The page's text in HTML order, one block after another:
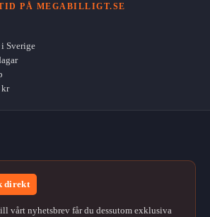
PÅ MEGABILLIGT.SE
Sverige
kr
direkt
vårt nyhetsbrev får du dessutom exklusiva